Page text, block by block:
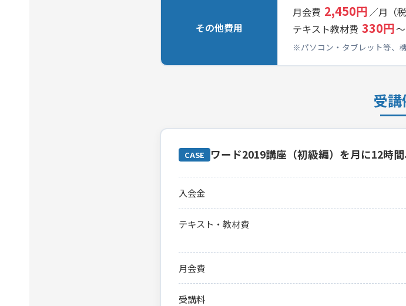
その他費用
月会費 2,450円／月（税
テキスト教材費 330円
※パソコン・タブレット等、
受講
CASE ワード2019講座（初級編）を月に12時
入会金
テキスト・教材費
月会費
受講料